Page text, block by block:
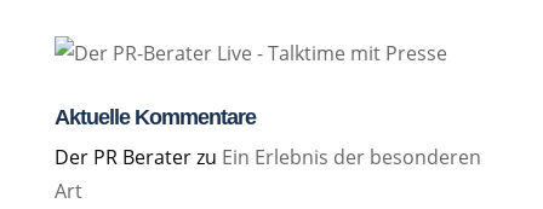
Aktuelle Kommentare
Der PR Beraterzu Ein Erlebnis der besonderen
Art